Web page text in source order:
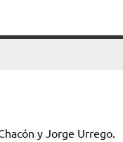
y Jorge Urrego.